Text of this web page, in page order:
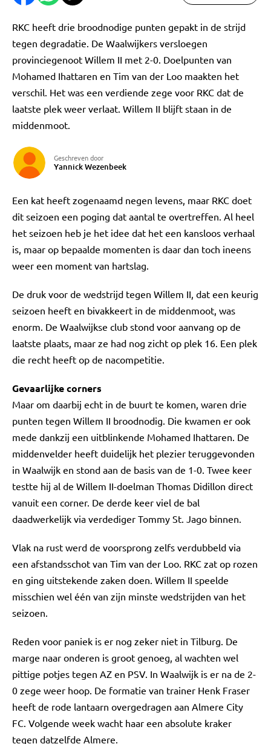
RKC heeft drie broodnodige punten gepakt in de strijd
tegen degradatie. De Waalwijkers versloegen
provinciegenoot Willem II met 2-0. Doelpunten van
Mohamed Ihattaren en Tim van der Loo maakten het
verschil. Het was een verdiende zege voor RKC dat de
laatste plek weer verlaat. Willem II blijft staan in de
middenmoot.
Geschreven door
Yannick Wezenbeek
Een kat heeft zogenaamd negen levens, maar RKC doet
dit seizoen een poging dat aantal te overtreffen. Al heel
het seizoen heb je het idee dat het een kansloos verhaal
is, maar op bepaalde momenten is daar dan toch ineens
weer een moment van hartslag.
De druk voor de wedstrijd tegen Willem II, dat een keurig
seizoen heeft en bivakkeert in de middenmoot, was
enorm. De Waalwijkse club stond voor aanvang op de
laatste plaats, maar ze had nog zicht op plek 16. Een plek
die recht heeft op de nacompetitie.
Gevaarlijke corners
Maar om daarbij echt in de buurt te komen, waren drie
punten tegen Willem II broodnodig. Die kwamen er ook
mede dankzij een uitblinkende Mohamed Ihattaren. De
middenvelder heeft duidelijk het plezier teruggevonden
in Waalwijk en stond aan de basis van de 1-0. Twee keer
testte hij al de Willem II-doelman Thomas Didillon direct
vanuit een corner. De derde keer viel de bal
daadwerkelijk via verdediger Tommy St. Jago binnen.
Vlak na rust werd de voorsprong zelfs verdubbeld via
een afstandsschot van Tim van der Loo. RKC zat op rozen
en ging uitstekende zaken doen. Willem II speelde
misschien wel één van zijn minste wedstrijden van het
seizoen.
Reden voor paniek is er nog zeker niet in Tilburg. De
marge naar onderen is groot genoeg, al wachten wel
pittige potjes tegen AZ en PSV. In Waalwijk is er na de 2-
0 zege weer hoop. De formatie van trainer Henk Fraser
heeft de rode lantaarn overgedragen aan Almere City
FC. Volgende week wacht haar een absolute kraker
tegen datzelfde Almere.